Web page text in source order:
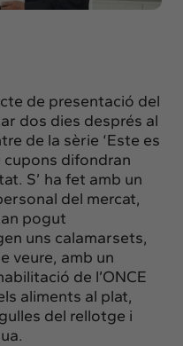
de presentació del
dos dies després al
de la sèrie ‘Este es
cupons difondran
S’ ha fet amb un
del mercat,
pogut
uns calamarsets,
veure, amb un
de l’ONCE
aliments al plat,
del rellotge i